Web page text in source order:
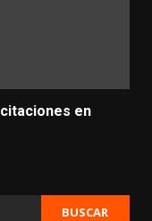
en
BUSCAR